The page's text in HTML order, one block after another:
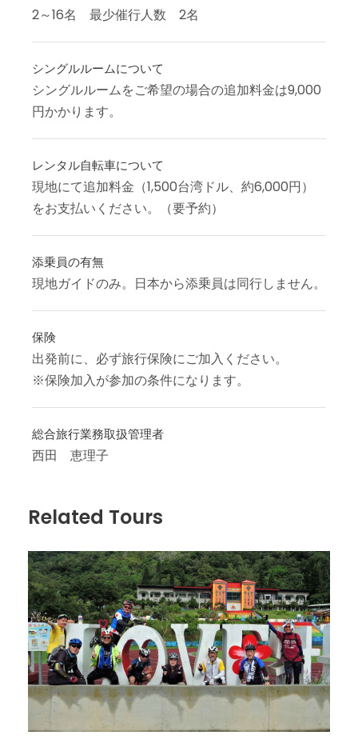
2～16名 最少催行人数 2名
シングルルームについて
シングルルームをご希望の場合の追加料金は9,000
円かかります。
レンタル自転車について
現地にて追加料金（1,500台湾ドル、約6,000円）
をお支払いください。（要予約）
添乗員の有無
現地ガイドのみ。日本から添乗員は同行しません。
保険
出発前に、必ず旅行保険にご加入ください。
※保険加入が参加の条件になります。
総合旅行業務取扱管理者
西田 恵理子
Related Tours